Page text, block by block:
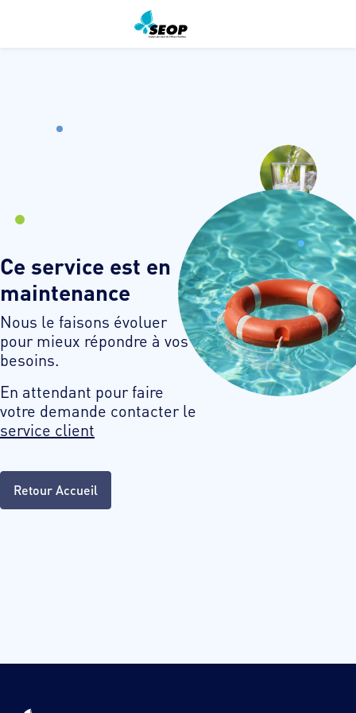
Ce service est en
maintenance
Nous le faisons évoluer
pour mieux répondre à vos
besoins.
En attendant pour faire
votre demande contacter le
service client
Retour Accueil